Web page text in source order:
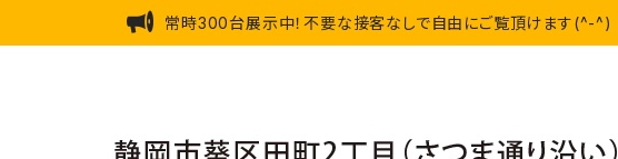
常時300台展示中！不要な接客なしで自由にご覧頂けます(^-^)